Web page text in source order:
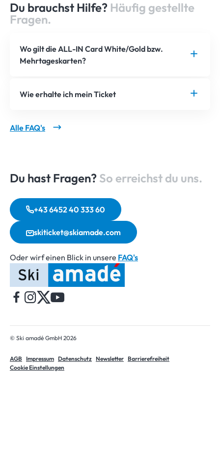
Du brauchst Hilfe? Häufig gestellte
Fragen.
Wo gilt die ALL-IN Card White/Gold bzw.
Mehrtageskarten?
Wie erhalte ich mein Ticket
Alle FAQ's
Du hast Fragen? So erreichst du uns.
+43 6452 40 333 60
skiticket@skiamade.com
Oder wirf einen Blick in unsere FAQ's
© Ski amadé GmbH 2026
AGB Impressum Datenschutz Newsletter Barrierefreiheit
Cookie Einstellungen